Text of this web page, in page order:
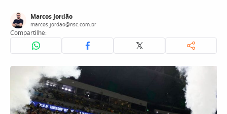
Marcos Jordão
marcos.jordao@nsc.com.br
Compartilhe: